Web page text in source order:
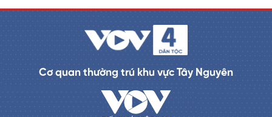
Cơ quan thường trú khu vực Tây Nguyên